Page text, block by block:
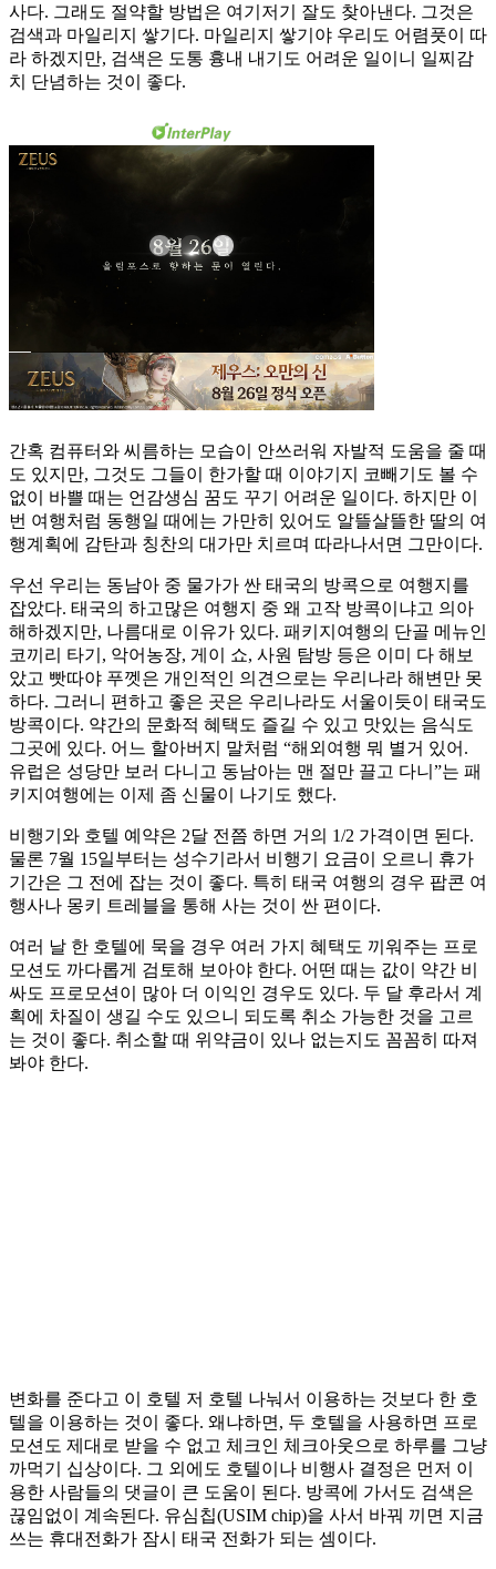
사다. 그래도 절약할 방법은 여기저기 잘도 찾아낸다. 그것은
검색과 마일리지 쌓기다. 마일리지 쌓기야 우리도 어렴풋이 따
라 하겠지만, 검색은 도통 흉내 내기도 어려운 일이니 일찌감
치 단념하는 것이 좋다.
간혹 컴퓨터와 씨름하는 모습이 안쓰러워 자발적 도움을 줄 때
도 있지만, 그것도 그들이 한가할 때 이야기지 코빼기도 볼 수
없이 바쁠 때는 언감생심 꿈도 꾸기 어려운 일이다. 하지만 이
번 여행처럼 동행일 때에는 가만히 있어도 알뜰살뜰한 딸의 여
행계획에 감탄과 칭찬의 대가만 치르며 따라나서면 그만이다.
우선 우리는 동남아 중 물가가 싼 태국의 방콕으로 여행지를
잡았다. 태국의 하고많은 여행지 중 왜 고작 방콕이냐고 의아
해하겠지만, 나름대로 이유가 있다. 패키지여행의 단골 메뉴인
코끼리 타기, 악어농장, 게이 쇼, 사원 탐방 등은 이미 다 해보
았고 빳따야 푸껫은 개인적인 의견으로는 우리나라 해변만 못
하다. 그러니 편하고 좋은 곳은 우리나라도 서울이듯이 태국도
방콕이다. 약간의 문화적 혜택도 즐길 수 있고 맛있는 음식도
그곳에 있다. 어느 할아버지 말처럼 “해외여행 뭐 별거 있어.
유럽은 성당만 보러 다니고 동남아는 맨 절만 끌고 다니”는 패
키지여행에는 이제 좀 신물이 나기도 했다.
비행기와 호텔 예약은 2달 전쯤 하면 거의 1/2 가격이면 된다.
물론 7월 15일부터는 성수기라서 비행기 요금이 오르니 휴가
기간은 그 전에 잡는 것이 좋다. 특히 태국 여행의 경우 팝콘 여
행사나 몽키 트레블을 통해 사는 것이 싼 편이다.
여러 날 한 호텔에 묵을 경우 여러 가지 혜택도 끼워주는 프로
모션도 까다롭게 검토해 보아야 한다. 어떤 때는 값이 약간 비
싸도 프로모션이 많아 더 이익인 경우도 있다. 두 달 후라서 계
획에 차질이 생길 수도 있으니 되도록 취소 가능한 것을 고르
는 것이 좋다. 취소할 때 위약금이 있나 없는지도 꼼꼼히 따져
봐야 한다.
변화를 준다고 이 호텔 저 호텔 나눠서 이용하는 것보다 한 호
텔을 이용하는 것이 좋다. 왜냐하면, 두 호텔을 사용하면 프로
모션도 제대로 받을 수 없고 체크인 체크아웃으로 하루를 그냥
까먹기 십상이다. 그 외에도 호텔이나 비행사 결정은 먼저 이
용한 사람들의 댓글이 큰 도움이 된다. 방콕에 가서도 검색은
끊임없이 계속된다. 유심칩(USIM chip)을 사서 바꿔 끼면 지금
쓰는 휴대전화가 잠시 태국 전화가 되는 셈이다.